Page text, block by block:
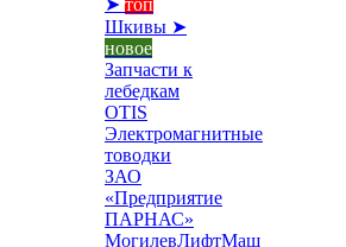
➤ топ
Шкивы ➤
новое
Запчасти к
лебедкам
OTIS
Электромагнитные
товодки
ЗАО
«Предприятие
ПАРНАС»
МогилевЛифтМаш